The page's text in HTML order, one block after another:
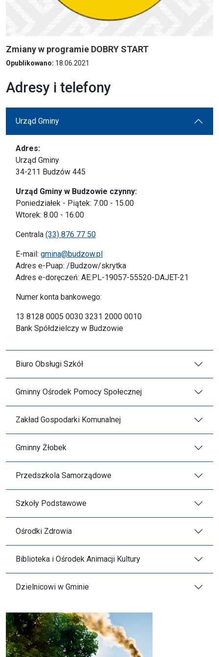
Zmiany w programie DOBRY START
Opublikowano: 18.06.2021
Adresy i telefony
Urząd Gminy
Adres:
Urząd Gminy
34-211 Budzów 445
Urząd Gminy w Budzowie czynny:
Poniedziałek - Piątek: 7.00 - 15.00
Wtorek: 8.00 - 16.00
Centrala (33) 876 77 50
E-mail: gmina@budzow.pl
Adres e-Puap: /Budzow/skrytka
Adres e-doręczeń: AE:PL-19057-55520-DAJET-21
Numer konta bankowego:
13 8128 0005 0030 3231 2000 0010
Bank Spółdzielczy w Budzowie
Biuro Obsługi Szkół
Gminny Ośrodek Pomocy Społecznej
Zakład Gospodarki Komunalnej
Gminny Żłobek
Przedszkola Samorządowe
Szkoły Podstawowe
Ośrodki Zdrowia
Biblioteka i Ośrodek Animacji Kultury
Dzielnicowi w Gminie